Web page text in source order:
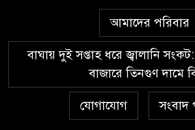
Kako sam
Casino –
prve
Westace
Popularna
Koja je
আমাদের পরিবার
বাঘায় দুই সপ্তাহ ধরে জ্বালানি
বাজারে তিনগুণ দামে
যোগাযোগ সংবাদ